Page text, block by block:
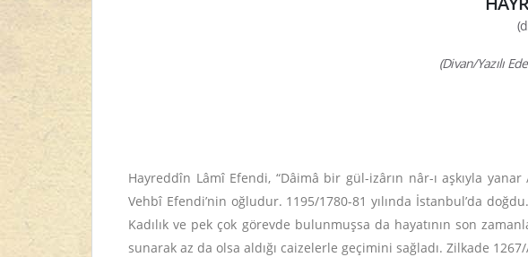
(Divan/Yazılı
Hayreddîn Lâmî Efendi, “Dâimâ bir gül-izârın nâr-ı aşkıyla
Vehbî Efendi’nin oğludur. 1195/1780-81 yılında İstanbul’da doğdu.
Kadılık ve pek çok görevde bulunmuşsa da hayatının son
sunarak az da olsa aldığı caizelerle geçimini sağladı. Zilkade